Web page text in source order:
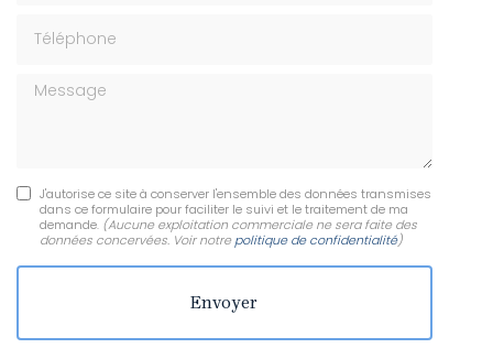
Message
J'autorise ce site à conserver l'ensemble des données transmises
dans ce formulaire pour faciliter le suivi et le traitement de ma
demande. (Aucune exploitation commerciale ne sera faite des
données concervées. Voir notre politique de confidentialité)